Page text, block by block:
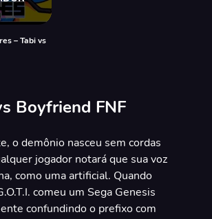
– Tabi vs
Boyfriend FNF
o demônio nasceu sem cordas
jogador notará que sua voz
como uma artificial. Quando
comeu um Sega Genesis
confundindo o prefixo com